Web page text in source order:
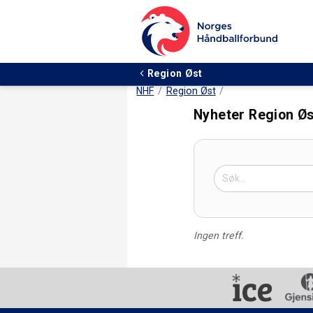
Region Øst
NHF
Region Øst
Nyheter Region
Ingen treff.